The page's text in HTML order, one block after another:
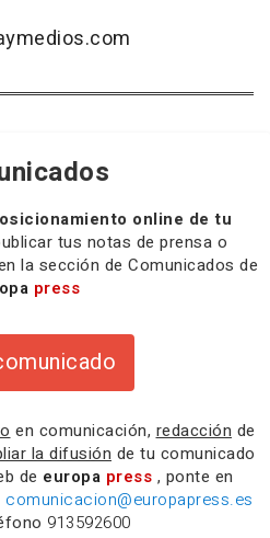
online de tu
tus notas de prensa o
la sección de Comunicados de
press
en comunicación, redacción de
la difusión de tu comunicado
de europa press , ponte en
comunicacion@europapress.es
913592600